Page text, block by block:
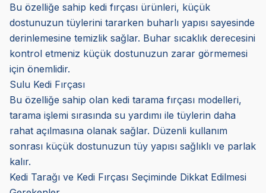
Bu özelliğe sahip kedi fırçası ürünleri, küçük
dostunuzun tüylerini tararken buharlı yapısı sayesinde
derinlemesine temizlik sağlar. Buhar sıcaklık derecesini
kontrol etmeniz küçük dostunuzun zarar görmemesi
için önemlidir.
Sulu Kedi Fırçası
Bu özelliğe sahip olan kedi tarama fırçası modelleri,
tarama işlemi sırasında su yardımı ile tüylerin daha
rahat açılmasına olanak sağlar. Düzenli kullanım
sonrası küçük dostunuzun tüy yapısı sağlıklı ve parlak
kalır.
Kedi Tarağı ve Kedi Fırçası Seçiminde Dikkat Edilmesi